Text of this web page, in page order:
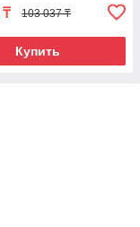
₸ 103 037 ₸
Купить